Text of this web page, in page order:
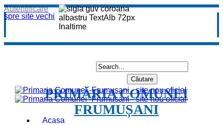
spre site vechi
Autentificare
PRIMĂRIA COMUNEI
FRUMUȘANI
Acasa